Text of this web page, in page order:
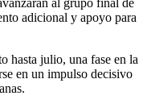
adicional y apoyo para
hasta julio, una fase en la
en un impulso decisivo